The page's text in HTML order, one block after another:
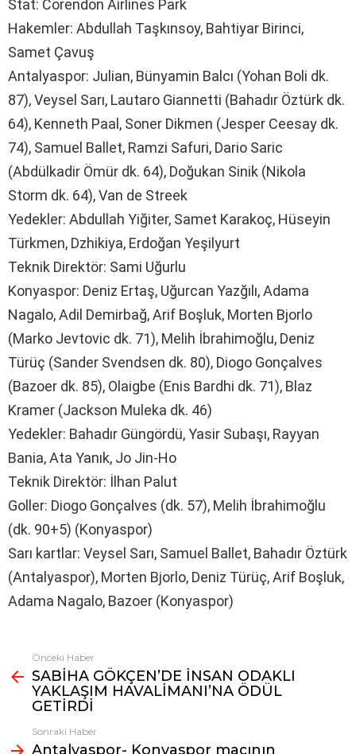
Stat: Corendon Airlines Park
Hakemler: Abdullah Taşkınsoy, Bahtiyar Birinci,
Samet Çavuş
Antalyaspor: Julian, Bünyamin Balcı (Yohan Boli dk.
87), Veysel Sarı, Lautaro Giannetti (Bahadır Öztürk dk.
64), Kenneth Paal, Soner Dikmen (Jesper Ceesay dk.
74), Samuel Ballet, Ramzi Safuri, Dario Saric
(Abdülkadir Ömür dk. 64), Doğukan Sinik (Nikola
Storm dk. 64), Van de Streek
Yedekler: Abdullah Yiğiter, Samet Karakoç, Hüseyin
Türkmen, Dzhikiya, Erdoğan Yeşilyurt
Teknik Direktör: Sami Uğurlu
Konyaspor: Deniz Ertaş, Uğurcan Yazğılı, Adama
Nagalo, Adil Demirbağ, Arif Boşluk, Morten Bjorlo
(Marko Jevtovic dk. 71), Melih İbrahimoğlu, Deniz
Türüç (Sander Svendsen dk. 80), Diogo Gonçalves
(Bazoer dk. 85), Olaigbe (Enis Bardhi dk. 71), Blaz
Kramer (Jackson Muleka dk. 46)
Yedekler: Bahadır Güngördü, Yasir Subaşı, Rayyan
Bania, Ata Yanık, Jo Jin-Ho
Teknik Direktör: İlhan Palut
Goller: Diogo Gonçalves (dk. 57), Melih İbrahimoğlu
(dk. 90+5) (Konyaspor)
Sarı kartlar: Veysel Sarı, Samuel Ballet, Bahadır Öztürk
(Antalyaspor), Morten Bjorlo, Deniz Türüç, Arif Boşluk,
Adama Nagalo, Bazoer (Konyaspor)
Fazlasına
bak
Önceki Haber
SABİHA GÖKÇEN’DE İNSAN ODAKLI
YAKLAŞIM HAVALİMANI’NA ÖDÜL
GETİRDİ
Sonraki Haber
Antalyaspor- Konyaspor maçının